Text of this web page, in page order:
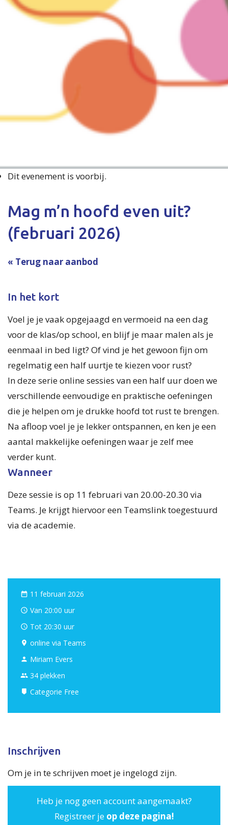
Dit evenement is voorbij.
Mag m’n hoofd even uit?
(februari 2026)
« Terug naar aanbod
In het kort
Voel je je vaak opgejaagd en vermoeid na een dag
voor de klas/op school, en blijf je maar malen als je
eenmaal in bed ligt? Of vind je het gewoon fijn om
regelmatig een half uurtje te kiezen voor rust?
In deze serie online sessies van een half uur doen we
verschillende eenvoudige en praktische oefeningen
die je helpen om je drukke hoofd tot rust te brengen.
Na afloop voel je je lekker ontspannen, en ken je een
aantal makkelijke oefeningen waar je zelf mee
verder kunt.
Wanneer
Deze sessie is op 11 februari van 20.00-20.30 via
Teams. Je krijgt hiervoor een Teamslink toegestuurd
via de academie.
11 februari 2026
Van 20:00 uur
Tot 20:30 uur
online via Teams
Miriam Evers
34 plekken
Categorie Free
Inschrijven
Om je in te schrijven moet je ingelogd zijn.
Heb je nog geen account aangemaakt?
Registreer je op deze pagina!